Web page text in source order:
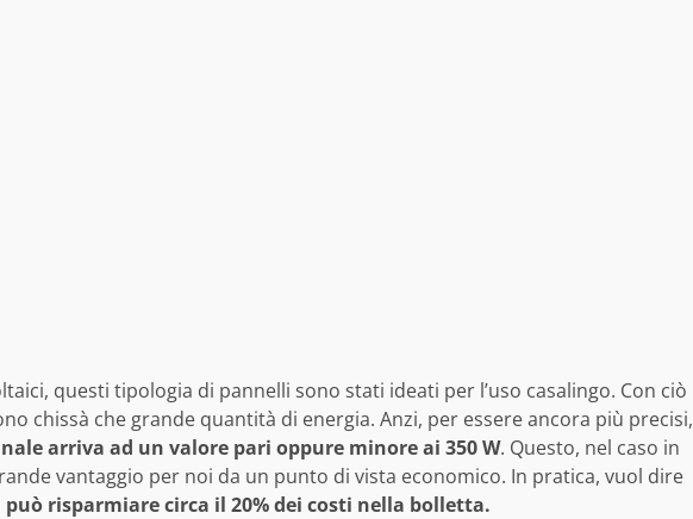
questi tipologia di pannelli sono stati ideati per l’uso casalingo. Con ciò
chissà che grande quantità di energia. Anzi, per essere ancora più precisi,
arriva ad un valore pari oppure minore ai 350 W. Questo, nel caso in
vantaggio per noi da un punto di vista economico. In pratica, vuol dire
può risparmiare circa il 20% dei costi nella bolletta.